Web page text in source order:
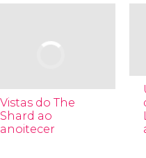
Vistas do The
Shard ao
anoitecer